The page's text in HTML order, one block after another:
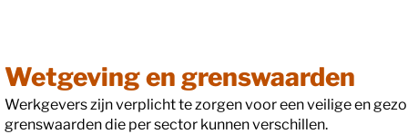
Wetgeving en grenswaarden
Werkgevers zijn verplicht te zorgen voor een veilige en
grenswaarden die per sector kunnen verschillen.